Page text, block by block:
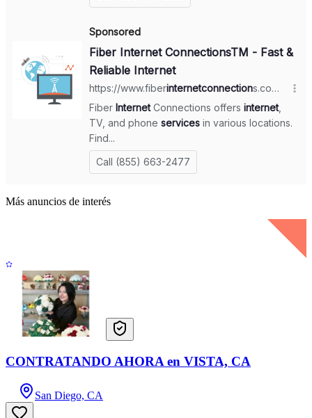
Más anuncios de interés
CONTRATANDO AHORA en VISTA, CA
San Diego, CA